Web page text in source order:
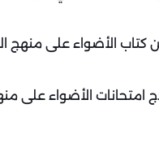
كتاب الأضواء على منهج
امتحانات الأضواء على